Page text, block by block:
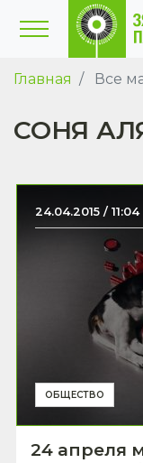
Главная Все
СОНЯ
24.04.2015 / 11:04
ОБЩЕСТВО
24 апреля